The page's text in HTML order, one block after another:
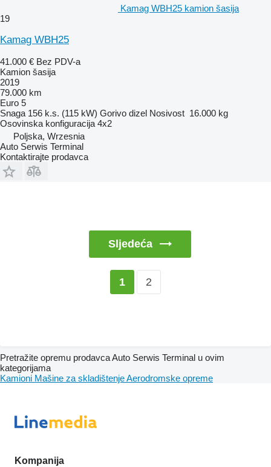
Kamag WBH25 kamion šasija
19
Kamag WBH25
41.000 € Bez PDV-a
Kamion šasija
2019
79.000 km
Euro 5
Snaga 156 k.s. (115 kW) Gorivo dizel Nosivost 16.000 kg
Osovinska konfiguracija 4x2
Poljska, Wrzesnia
Auto Serwis Terminal
Kontaktirajte prodavca
Sljedeća
1 2
Pretražite opremu prodavca Auto Serwis Terminal u ovim
kategorijama
Kamioni Mašine za skladištenjeAerodromske opreme
Kompanija